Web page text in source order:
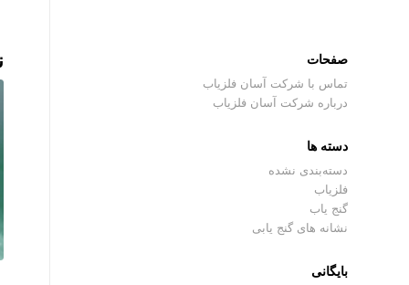
صفحات
تماس با شرکت آسان فلزیاب
درباره شرکت آسان فلزیاب
دسته ها
دسته‌بندی نشده
فلزیاب
گنج یاب
نشانه های گنج یابی
بایگانی